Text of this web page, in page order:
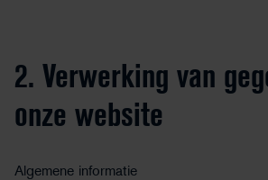
2. Verwerking van
onze website
Algemene informatie